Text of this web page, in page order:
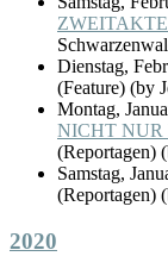
Dienstag,
(Feature) (by
Montag,
NICHT NUR
(Reportagen)
Samstag,
(Reportagen)
2020